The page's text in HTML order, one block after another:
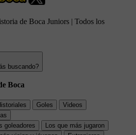
de Boca Juniors | Todos los
buscando?
Boca
Goles
Videos
goleadores
Los que más jugaron